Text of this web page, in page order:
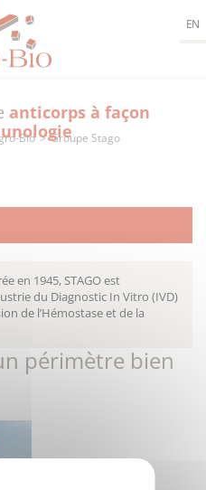
anticorps à façon
EN
Bio Groupe Stago
en 1945, STAGO est
du Diagnostic In Vitro (IVD)
de l’Hémostase et de la
périmètre bien